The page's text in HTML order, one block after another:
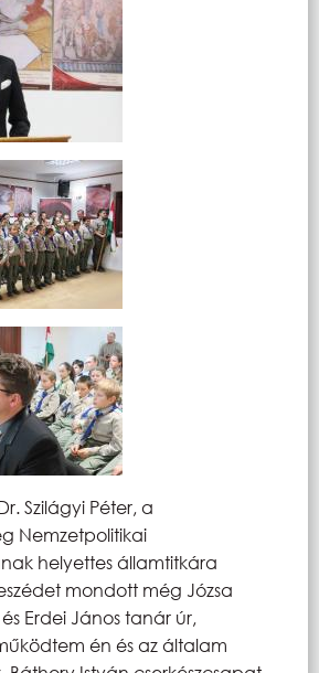
Szilágyi Péter, a
Nemzetpolitikai
helyettes államtitkára
mondott még Józsa
Erdei János tanár úr,
én és az általam